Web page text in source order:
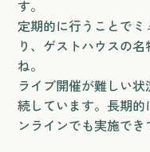
す。
定期的に行うことで
り、ゲストハウスの
ね。
ライブ開催が難しい
続しています。長期
ンラインでも実施でき